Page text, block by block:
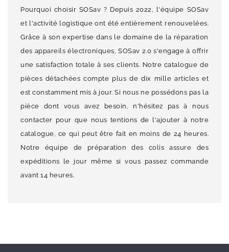
Pourquoi choisir SOSav ? Depuis 2022, l'équipe SOSav
et l'activité logistique ont été entièrement renouvelées.
Grâce à son expertise dans le domaine de la réparation
des appareils électroniques, SOSav 2.0 s'engage à offrir
une satisfaction totale à ses clients. Notre catalogue de
pièces détachées compte plus de dix mille articles et
est constamment mis à jour. Si nous ne possédons pas la
pièce dont vous avez besoin, n'hésitez pas à nous
contacter pour que nous tentions de l'ajouter à notre
catalogue, ce qui peut être fait en moins de 24 heures.
Notre équipe de préparation des colis assure des
expéditions le jour même si vous passez commande
avant 14 heures.